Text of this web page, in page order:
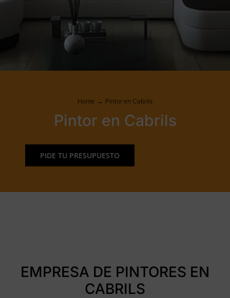
Home Pintor en Cabrils
Pintor en Cabrils
PIDE TU PRESUPUESTO
EMPRESA DE PINTORES EN
CABRILS